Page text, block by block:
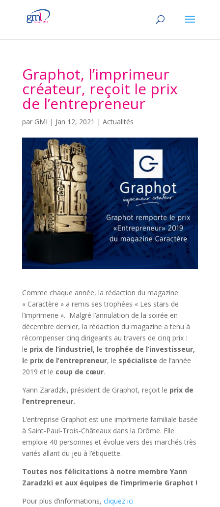
Graphot, l’imprimeur
créateur, reçoit le prix
de l’entrepreneur
par GMI | Jan 12, 2021 | Actualités
Comme chaque année, la rédaction du magazine
« Caractère » a remis ses trophées « Les stars de
l’imprimerie ». Malgré l’annulation de la soirée en
décembre dernier, la rédaction du magazine a tenu à
récompenser cinq dirigeants au travers de cinq prix :
le prix de l’industriel, le trophée de l’investisseur,
le prix de l’entrepreneur, le spécialiste de l’année
2019 et le coup de cœur.
Yann Zaradzki, président de Graphot, reçoit le prix de
l’entrepreneur.
L’entreprise Graphot est une imprimerie familiale basée
à Saint-Paul-Trois-Châteaux dans la Drôme. Elle
emploie 40 personnes et évolue vers des marchés très
variés allant du jeu à l’étiquette.
Toutes nos félicitations à notre membre Yann
Zaradzki et aux équipes de l’imprimerie Graphot !
Pour plus d’informations, cliquez ici